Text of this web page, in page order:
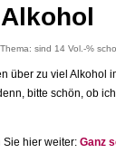
sind 14 Vol.-%
über zu viel Alkohol
bitte schön, ob
Sie hier weiter: Ganz